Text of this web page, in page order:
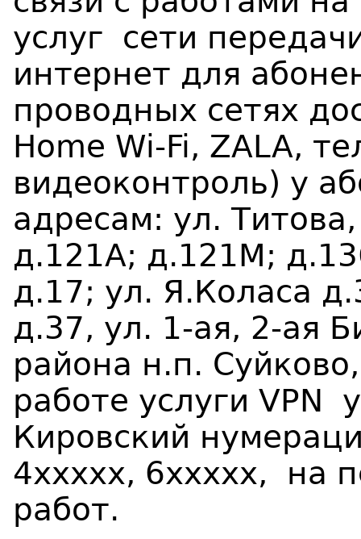
услуг сети
интернет для
проводных сетях
Home Wi-Fi, ZALA,
видеоконтроль) у
адресам: ул.
д.121А; д.121М;
д.17; ул. Я.Коласа
д.37, ул. 1-ая, 2-ая
района н.п. Суйково
работе услуги VPN
Кировский
4ххххх, 6ххххх, на
работ.